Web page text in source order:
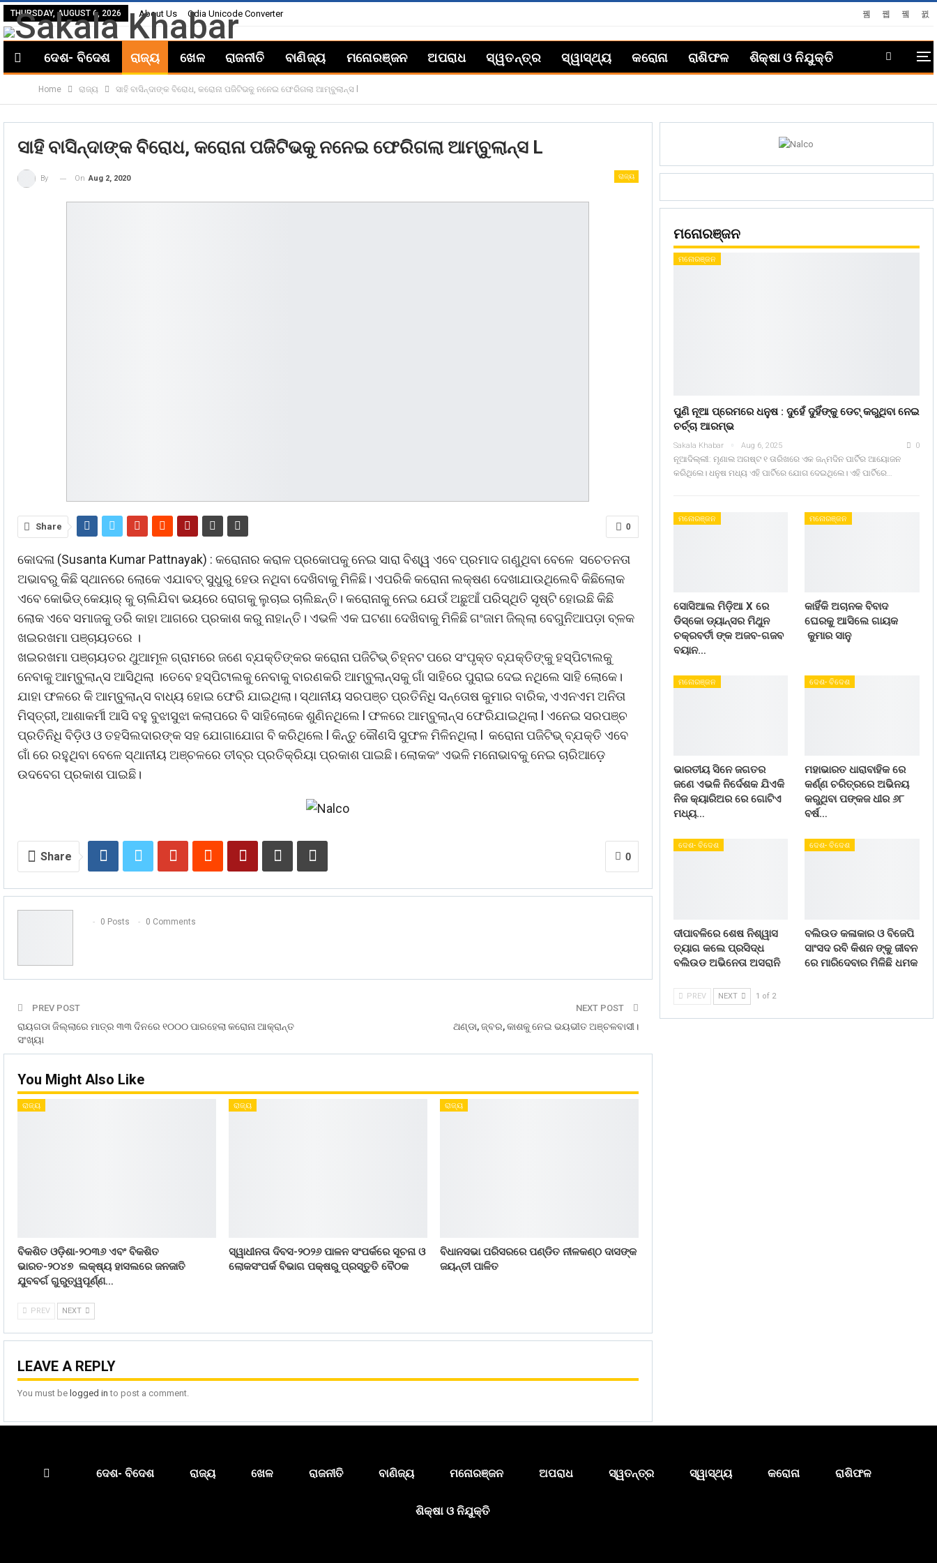
THURSDAY, AUGUST 6, 2026 About Us Odia Unicode Converter
ଦେଶ- ବିଦେଶ ରାଜ୍ୟ ଖେଳ ରାଜନୀତି ବାଣିଜ୍ୟ ମନୋରଞ୍ଜନ ଅପରାଧ ସ୍ୱତନ୍ତ୍ର ସ୍ୱାସ୍ଥ୍ୟ କରୋନା ରାଶିଫଳ ଶିକ୍ଷା ଓ ନିଯୁକ୍ତି
Home ରାଜ୍ୟ ସାହି ବାସିନ୍ଦାଙ୍କ ବିରୋଧ, କରୋନା ପଜିଟିଭକୁ ନନେଇ ଫେରିଗଲା ଆମ୍ବୁଲାନ୍ସ l
ସାହି ବାସିନ୍ଦାଙ୍କ ବିରୋଧ, କରୋନା ପଜିଟିଭକୁ ନନେଇ ଫେରିଗଲା ଆମ୍ବୁଲାନ୍ସ L
ରାଜ୍ୟ
By On Aug 2, 2020
0
Share
କୋଦଳା (Susanta Kumar Pattnayak) : କରୋନାର କରାଳ ପ୍ରକୋପକୁ ନେଇ ସାରା ବିଶ୍ୱ ଏବେ ପ୍ରମାଦ ଗଣୁଥିବା ବେଳେ ସଚେତନତା
ଅଭାବରୁ କିଛି ସ୍ଥାନରେ ଲୋକେ ଏଯାବତ୍ ସୁଧୁରୁ ହେଉ ନଥିବା ଦେଖିବାକୁ ମିଳିଛି। ଏପରିକି କରୋନା ଲକ୍ଷଣ ଦେଖାଯାଉଥିଲେବି କିଛିଲୋକ
ଏବେ କୋଭିଡ୍ କେୟାର୍ କୁ ଚାଲିଯିବା ଭୟରେ ରୋଗକୁ ଲୁଚାଇ ଚାଲିଛନ୍ତି। କରୋନାକୁ ନେଇ ଯେଉଁ ଅଛୁଆଁ ପରିସ୍ଥିତି ସୃଷ୍ଟି ହୋଇଛି କିଛି
ଲୋକ ଏବେ ସମାଜକୁ ଡରି କାହା ଆଗରେ ପ୍ରକାଶ କରୁ ନାହାନ୍ତି। ଏଭଳି ଏକ ଘଟଣା ଦେଖିବାକୁ ମିଳିଛି ଗଂଜାମ ଜିଲ୍ଲା ବେଗୁନିଆପଡ଼ା ବ୍ଳକ
ଖଇରଖମା ପଞ୍ଚାୟତରେ ।
ଖଇରଖମା ପଞ୍ଚାୟତର ଥୁଆମୂଳ ଗ୍ରାମରେ ଜଣେ ବ୍ଯକ୍ତିଙ୍କର କରୋନା ପଜିଟିଭ୍ ଚିହ୍ନଟ ପରେ ସଂପୃକ୍ତ ବ୍ଯକ୍ତିଙ୍କୁ ହସ୍ପିଟାଲକୁ
ନେବାକୁ ଆମ୍ବୁଲାନ୍ସ ଆସିଥିଲା ।ତେବେ ହସ୍ପିଟାଲକୁ ନେବାକୁ ବାରଣକରି ଆମ୍ବୁଲାନ୍ସକୁ ଗାଁ ସାହିରେ ପୁରାଇ ଦେଇ ନଥିଲେ ସାହି ଲୋକେ।
ଯାହା ଫଳରେ କି ଆମ୍ବୁଲାନ୍ସ ବାଧ୍ୟ ହୋଇ ଫେରି ଯାଇଥିଲା। ସ୍ଥାନୀୟ ସରପଞ୍ଚ ପ୍ରତିନିଧି ସନ୍ତୋଷ କୁମାର ବାରିକ, ଏଏନଏମ ଅନିତା
ମିସ୍ତ୍ରୀ, ଆଶାକର୍ମୀ ଆସି ବହୁ ବୁଝାସୁଝା କଲାପରେ ବି ସାହିଲୋକେ ଶୁଣିନଥିଲେ l ଫଳରେ ଆମ୍ବୁଲାନ୍ସ ଫେରିଯାଇଥିଲା l ଏନେଇ ସରପଞ୍ଚ
ପ୍ରତିନିଧି ବିଡ଼ିଓ ଓ ତହସିଲଦାରଙ୍କ ସହ ଯୋଗାଯୋଗ ବି କରିଥିଲେ l କିନ୍ତୁ କୌଣସି ସୁଫଳ ମିଳିନଥିଲା l କରୋନା ପଜିଟିଭ୍ ବ୍ଯକ୍ତି ଏବେ
ଗାଁ ରେ ରହୁଥିବା ବେଳେ ସ୍ଥାନୀୟ ଅଞ୍ଚଳରେ ତୀବ୍ର ପ୍ରତିକ୍ରିୟା ପ୍ରକାଶ ପାଇଛି। ଲୋକକଂ ଏଭଳି ମନୋଭାବକୁ ନେଇ ଚାରିଆଡ଼େ
ଉଦବେଗ ପ୍ରକାଶ ପାଇଛି।
0
Share
0 Posts 0 Comments
PREV POST
ରାୟଗଡା ଜିଲ୍ଲାରେ ମାତ୍ର ୩୩ ଦିନରେ ୧୦୦୦ ପାରହେଲା କରୋନା ଆକ୍ରାନ୍ତ
ସଂଖ୍ୟା
NEXT POST
ଥଣ୍ଡା, ଜ୍ବର, କାଶକୁ ନେଇ ଭୟଭୀତ ଅଞ୍ଚଳବାସୀ।
You Might Also Like
ରାଜ୍ୟ
ବିକଶିତ ଓଡ଼ିଶା-୨୦୩୬ ଏବଂ ବିକଶିତ
ଭାରତ-୨୦୪୭ ଲକ୍ଷ୍ୟ ହାସଲରେ ଜନଜାତି
ଯୁବବର୍ଗ ଗୁରୁତ୍ୱପୂର୍ଣ୍ଣ…
ରାଜ୍ୟ
ସ୍ୱାଧୀନତା ଦିବସ-୨୦୨୬ ପାଳନ ସଂପର୍କରେ ସୂଚନା ଓ
ଲୋକସଂପର୍କ ବିଭାଗ ପକ୍ଷରୁ ପ୍ରସ୍ତୁତି ବୈଠକ
ରାଜ୍ୟ
ବିଧାନସଭା ପରିସରରେ ପଣ୍ଡିତ ନୀଳକଣ୍ଠ ଦାସଙ୍କ
ଜୟନ୍ତୀ ପାଳିତ
PREV NEXT
LEAVE A REPLY
You must be logged in to post a comment.
ମନୋରଞ୍ଜନ
ମନୋରଞ୍ଜନ
ପୁଣି ନୂଆ ପ୍ରେମରେ ଧନୁଷ : ଦୁହେଁ ଦୁହିଁଙ୍କୁ ଡେଟ୍ କରୁଥିବା ନେଇ
ଚର୍ଚ୍ଚା ଆରମ୍ଭ
Sakala Khabar Aug 6, 2025 0
ନୂଆଦିଲ୍ଲୀ: ମୃଣାଲ ଅଗଷ୍ଟ ୧ ତାରିଖରେ ଏକ ଜନ୍ମଦିନ ପାର୍ଟିର ଆୟୋଜନ
କରିଥିଲେ। ଧନୁଷ ମଧ୍ୟ ଏହି ପାର୍ଟିରେ ଯୋଗ ଦେଇଥିଲେ। ଏହି ପାର୍ଟିରେ…
ମନୋରଞ୍ଜନ
ସୋସିଆଲ ମିଡ଼ିଆ X ରେ
ଡିସ୍କୋ ଡ୍ୟାନ୍ସର ମିଥୁନ
ଚକ୍ରବର୍ତୀ ଙ୍କ ଅଜବ-ଗଜବ
ବୟାନ…
ମନୋରଞ୍ଜନ
କାହିଁକି ଅଚାନକ ବିବାଦ
ଘେରକୁ ଆସିଲେ ଗାୟକ
କୁମାର ସାନୁ
ମନୋରଞ୍ଜନ
ଭାରତୀୟ ସିନେ ଜଗତର
ଜଣେ ଏଭଳି ନିର୍ଦେଶକ ଯିଏକି
ନିଜ କ୍ୟାରିଅର ରେ ଗୋଟିଏ
ମଧ୍ୟ…
ଦେଶ- ବିଦେଶ
ମହାଭାରତ ଧାରାବାହିକ ରେ
କର୍ଣ୍ଣ ଚରିତ୍ରରେ ଅଭିନୟ
କରୁଥିବା ପଙ୍କଜ ଧୀର ୬୮
ବର୍ଷ…
ଦେଶ- ବିଦେଶ
ଦୀପାବଳିରେ ଶେଷ ନିଶ୍ୱାସ
ତ୍ୟାଗ କଲେ ପ୍ରସିଦ୍ଧ
ବଲିଉଡ ଅଭିନେତା ଅସରାନି
ଦେଶ- ବିଦେଶ
ବଲିଉଡ କଳାକାର ଓ ବିଜେପି
ସାଂସଦ ରବି କିଶନ ଙ୍କୁ ଜୀବନ
ରେ ମାରିଦେବାର ମିଳିଛି ଧମକ
PREV NEXT 1 of 2
ଦେଶ- ବିଦେଶ ରାଜ୍ୟ ଖେଳ ରାଜନୀତି ବାଣିଜ୍ୟ ମନୋରଞ୍ଜନ ଅପରାଧ ସ୍ୱତନ୍ତ୍ର ସ୍ୱାସ୍ଥ୍ୟ କରୋନା ରାଶିଫଳ
ଶିକ୍ଷା ଓ ନିଯୁକ୍ତି